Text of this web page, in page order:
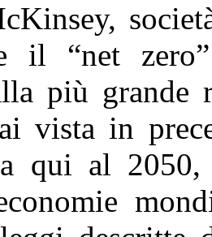
il “net
più
vista in
qui al